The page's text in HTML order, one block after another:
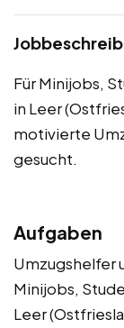
Für Minijobs,
in Leer
motivierte
gesucht.
Aufgaben
Umzugshelfer
Minijobs,
Leer